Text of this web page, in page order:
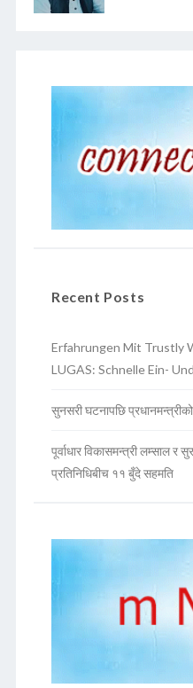
Recent Posts
Erfahrungen Mit Trustly
LUGAS: Schnelle Ein-
सुनसरी घटनापछि
पूर्वाधार विकासमन्त्री लम्साल र
प्रतिनिधिबीच ११ बुँदे सहमति